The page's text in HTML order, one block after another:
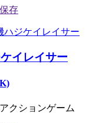
イレイサー
クションゲーム